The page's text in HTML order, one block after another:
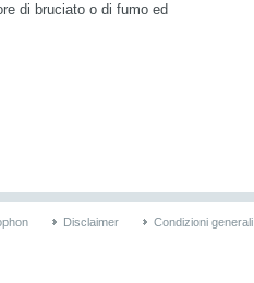
di bruciato o di fumo ed
Disclaimer Condizioni generali